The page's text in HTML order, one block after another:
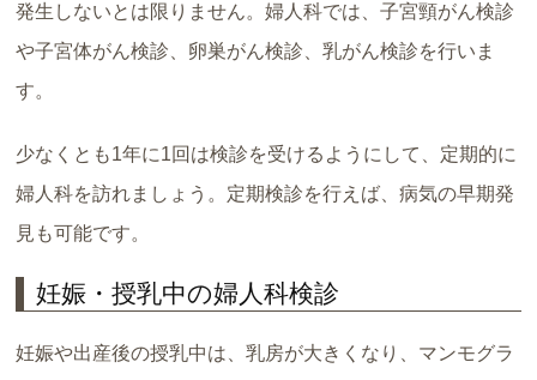
発生しないとは限りません。婦人科では、子宮頸がん検診
や子宮体がん検診、卵巣がん検診、乳がん検診を行いま
す。
少なくとも1年に1回は検診を受けるようにして、定期的に
婦人科を訪れましょう。定期検診を行えば、病気の早期発
見も可能です。
妊娠・授乳中の婦人科検診
妊娠や出産後の授乳中は、乳房が大きくなり、マンモグラ